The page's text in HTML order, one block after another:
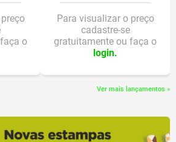
002824/2018
o
Para visualizar o preço
cadastre-se
gratuitamente ou faça o
login.
Ver mais lançamentos »